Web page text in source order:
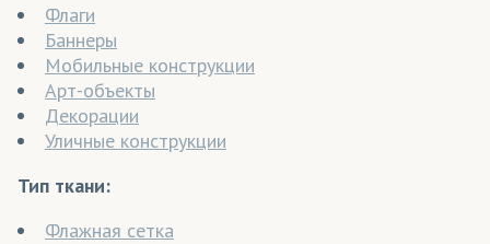
Флаги
Баннеры
Мобильные конструкции
Арт-объекты
Декорации
Уличные конструкции
Тип ткани:
Флажная сетка